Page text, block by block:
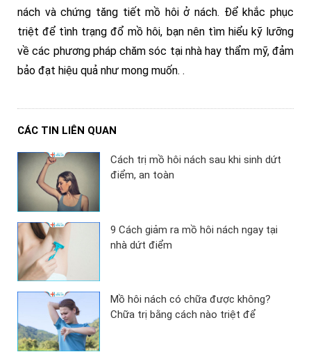
nách và chứng tăng tiết mồ hôi ở nách. Để khắc phục
triệt để tình trạng đổ mồ hôi, bạn nên tìm hiểu kỹ lưỡng
về các phương pháp chăm sóc tại nhà hay thẩm mỹ, đảm
bảo đạt hiệu quả như mong muốn. .
CÁC TIN LIÊN QUAN
Cách trị mồ hôi nách sau khi sinh dứt
điểm, an toàn
9 Cách giảm ra mồ hôi nách ngay tại
nhà dứt điểm
Mồ hôi nách có chữa được không?
Chữa trị bằng cách nào triệt để